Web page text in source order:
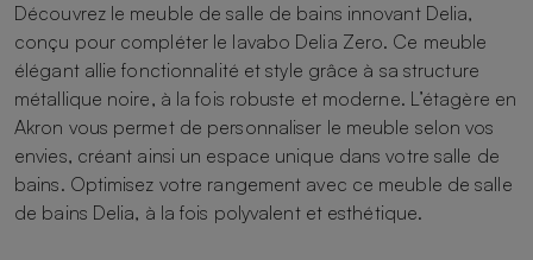
Découvrez le meuble de salle de bains innovant Delia,
conçu pour compléter le lavabo Delia Zero. Ce meuble
élégant allie fonctionnalité et style grâce à sa structure
métallique noire, à la fois robuste et moderne. L’étagère en
Akron vous permet de personnaliser le meuble selon vos
envies, créant ainsi un espace unique dans votre salle de
bains. Optimisez votre rangement avec ce meuble de salle
de bains Delia, à la fois polyvalent et esthétique.